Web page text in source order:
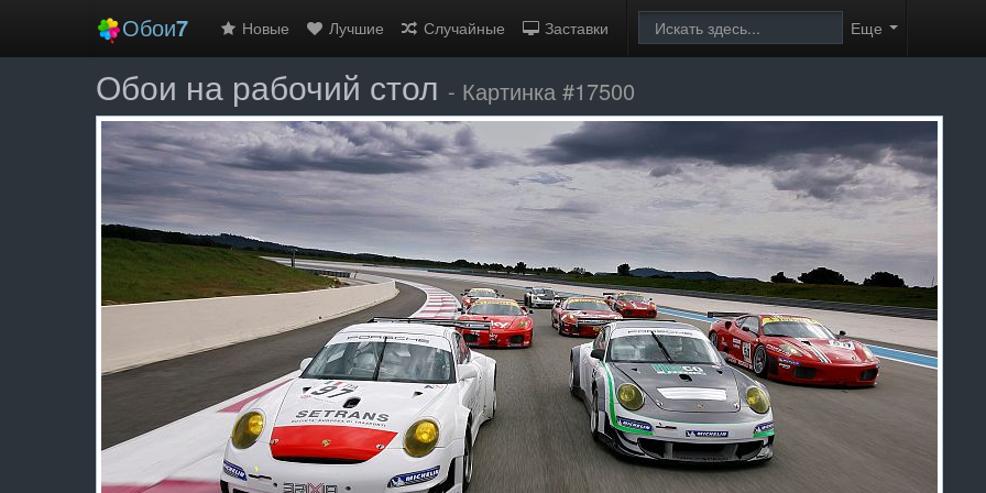
Обои7 Новые Лучшие Случайные Заставки Еще
Обои на рабочий стол - Картинка #17500